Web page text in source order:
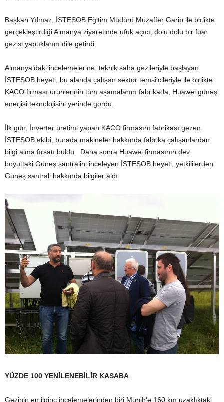
Başkan Yılmaz, İSTESOB Eğitim Müdürü Muzaffer Garip ile birlikte
gerçekleştirdiği Almanya ziyaretinde ufuk açıcı, dolu dolu bir fuar
gezisi yaptıklarını dile getirdi.
Almanya’daki incelemelerine, teknik saha gezileriyle başlayan
İSTESOB heyeti, bu alanda çalışan sektör temsilcileriyle ile birlikte
KACO firması ürünlerinin tüm aşamalarını fabrikada, Huawei güneş
enerjisi teknolojisini yerinde gördü.
İlk gün, İnverter üretimi yapan KACO firmasını fabrikası gezen
İSTESOB ekibi, burada makineler hakkında fabrika çalışanlardan
bilgi alma fırsatı buldu. Daha sonra Huawei firmasının dev
boyuttaki Güneş santralini inceleyen İSTESOB heyeti, yetkililerden
Güneş santrali hakkında bilgiler aldı.
YÜZDE 100 YENİLENEBİLİR KASABA
Gezinin en ilginç incelemelerinden biri Münih’e 160 km uzaklıktaki